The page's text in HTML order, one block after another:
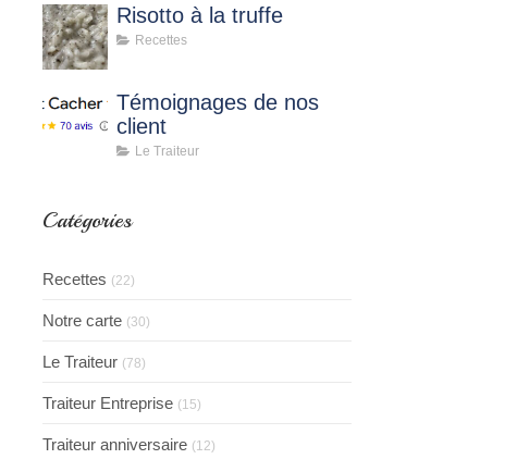
Risotto à la truffe
Recettes
Témoignages de nos
client
Le Traiteur
Catégories
Recettes (22)
Notre carte (30)
Le Traiteur (78)
Traiteur Entreprise (15)
Traiteur anniversaire (12)